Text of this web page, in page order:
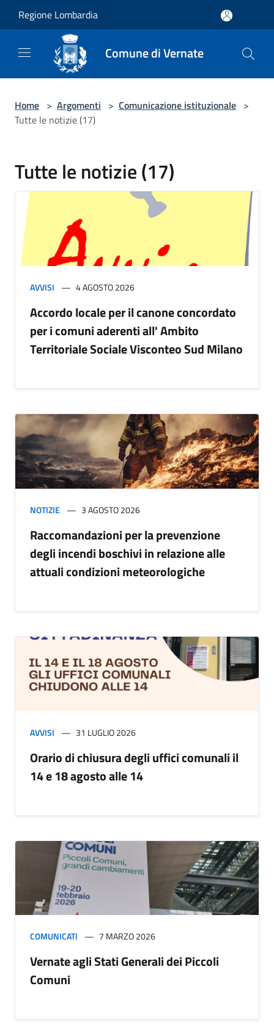
Regione Lombardia
Comune di Vernate
Home > Argomenti > Comunicazione istituzionale >
Tutte le notizie (17)
Tutte le notizie (17)
AVVISI 4 AGOSTO 2026
Accordo locale per il canone concordato
per i comuni aderenti all' Ambito
Territoriale Sociale Visconteo Sud Milano
NOTIZIE 3 AGOSTO 2026
Raccomandazioni per la prevenzione
degli incendi boschivi in relazione alle
attuali condizioni meteorologiche
AVVISI 31 LUGLIO 2026
Orario di chiusura degli uffici comunali il
14 e 18 agosto alle 14
COMUNICATI 7 MARZO 2026
Vernate agli Stati Generali dei Piccoli
Comuni